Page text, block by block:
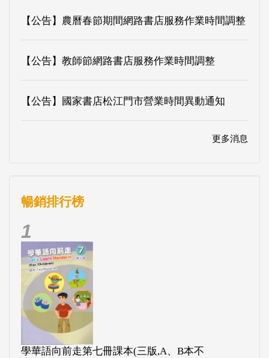
【公告】農曆春節期間網路書店服務作業時間調整
【公告】教師節網路書店服務作業時間調整
【公告】國家書店松江門市營業時間異動通知
更多消息
暢銷排行榜
1
學華語向前走第七冊課本(三版,A、B本不